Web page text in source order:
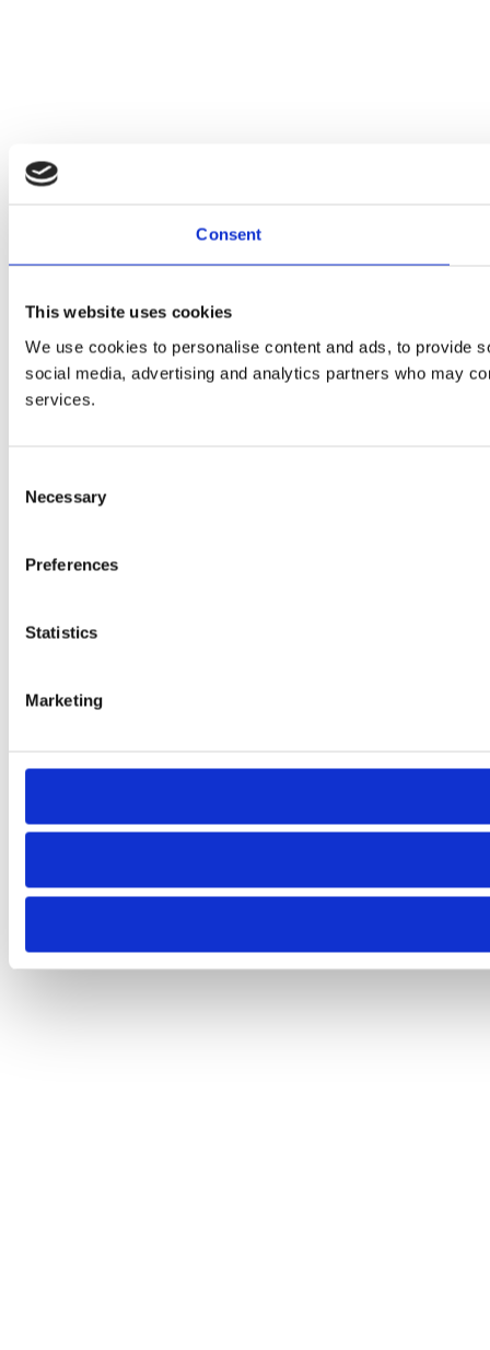
Consent
This website uses cookies
We use cookies to personalise content and ads, to provide
social media, advertising and analytics partners who may
services.
Selection
Necessary
Preferences
Statistics
Marketing